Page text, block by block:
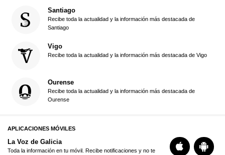
Santiago
Recibe toda la actualidad y la información más destacada de
Santiago
Vigo
Recibe toda la actualidad y la información más destacada de Vigo
Ourense
Recibe toda la actualidad y la información más destacada de
Ourense
APLICACIONES MÓVILES
La Voz de Galicia
Toda la información en tu móvil. Recibe notificaciones y no te